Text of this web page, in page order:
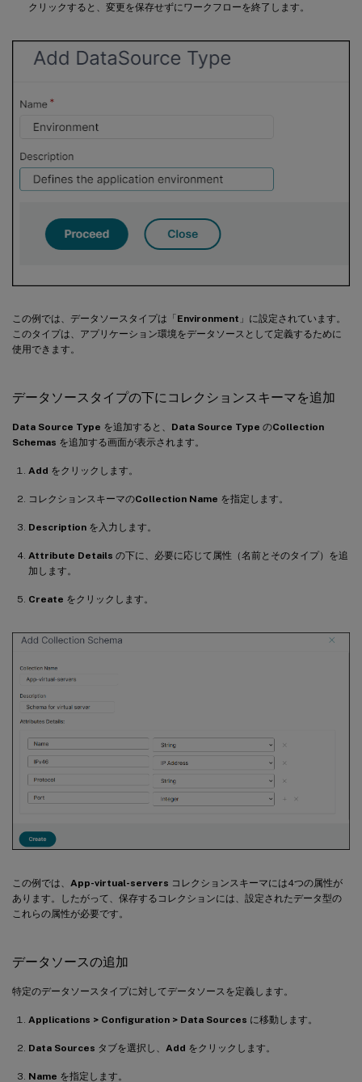
クリックすると、変更を保存せずにワークフローを終了します。
この例では、データソースタイプは「Environment 」に設定されています。
このタイプは、アプリケーション環境をデータソースとして定義するために
使用できます。
データソースタイプの下にコレクションスキーマを追加
Data Source Type を追加すると、 Data Source Type のCollection
Schemas を追加する画面が表示されます。
Add をクリックします。
コレクションスキーマのCollection Name を指定します。
Description を入力します。
Attribute Details の下に、必要に応じて属性（名前とそのタイプ）を追
加します。
Create をクリックします。
この例では、 App-virtual-servers コレクションスキーマには4つの属性が
あります。したがって、保存するコレクションには、設定されたデータ型の
これらの属性が必要です。
データソースの追加
特定のデータソースタイプに対してデータソースを定義します。
Applications > Configuration > Data Sources に移動します。
Data Sources タブを選択し、 Add をクリックします。
Name を指定します。